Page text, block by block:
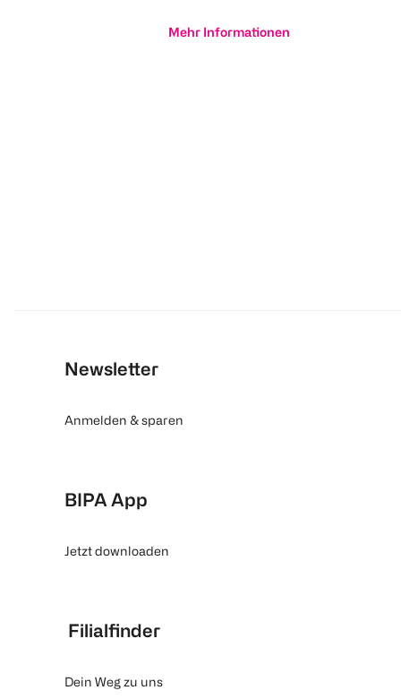
Mehr Informationen
Newsletter
Anmelden & sparen
BIPA App
Jetzt downloaden
Filialfinder
Dein Weg zu uns